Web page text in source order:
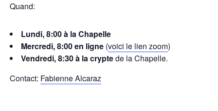
Quand:
Lundi, 8:00 à la Chapelle
Mercredi, 8:00 en ligne (voici le lien zoom)
Vendredi, 8:30 à la cryptede la Chapelle.
Contact: Fabienne Alcaraz